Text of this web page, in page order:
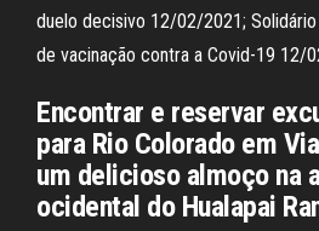
duelo decisivo 12/02/2021;
de vacinação contra a Covid-19 12/
Encontrar e reservar
para Rio Colorado em
um delicioso almoço na
ocidental do Hualapai